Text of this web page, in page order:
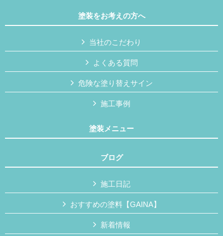
塗装をお考えの方へ
当社のこだわり
よくある質問
危険な塗り替えサイン
施工事例
塗装メニュー
ブログ
施工日記
おすすめの塗料【GAINA】
新着情報